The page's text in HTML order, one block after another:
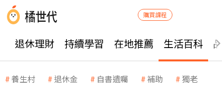
購買課程
退休理財 持續學習 在地推薦 生活百科
養生村 退休金 自書遺囑 補助 獨老